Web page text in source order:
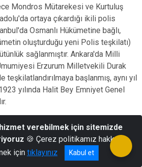
Mondros Mütarekesi ve Kurtuluş
ortaya çıkardığı ikili polis
Osmanlı Hükümetine bağlı,
oluşturduğu yeni Polis teşkilatı)
sağlanmıştır. Ankara'da Milli
Erzurum Milletvekili Durak
teşkilatlandırılmaya başlanmış, aynı yıl
yılında Halit Bey Emniyet Genel
teşkilatı devralmıştır.Cumhuriyet
da merkez teşkilatı gibi pek
Izmir, Edirne, Bursa,
verebilmek için sitemizde
🍪 Çerez politikamız hakkında
için tıklayınız Kabul et